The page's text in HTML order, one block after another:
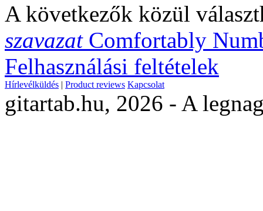
A következők közül
szavazat Comfortably
Felhasználási feltételek
Hírlevélküldés | Product reviews Kapcsolat
gitartab.hu, 2026 - A